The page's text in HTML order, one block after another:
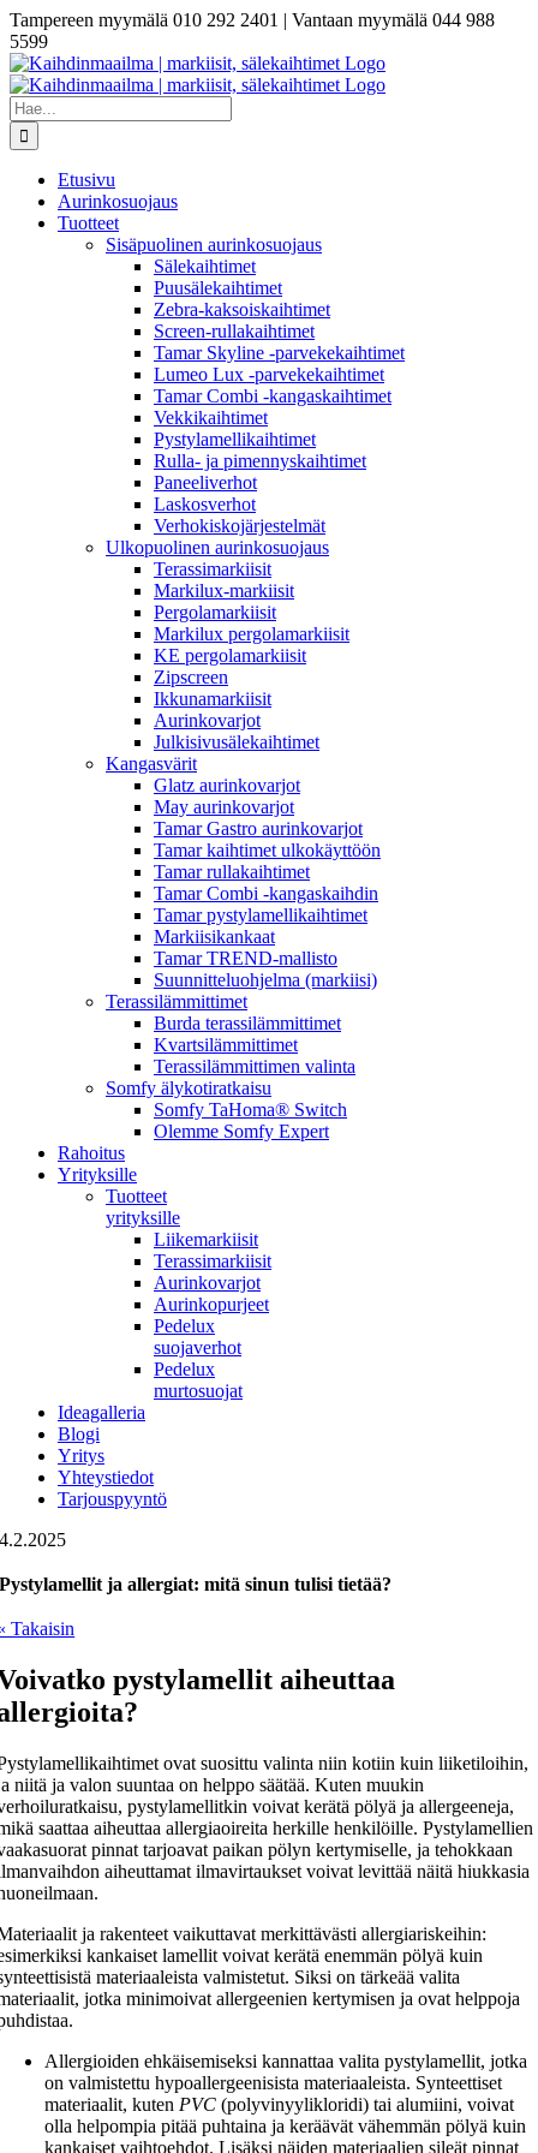
Skip
to
content
Tampereen myymälä 010 292 2401 | Vantaan myymälä 044 988
5599
Etsi
...
Etusivu
Aurinkosuojaus
Tuotteet
Sisäpuolinen aurinkosuojaus
Sälekaihtimet
Puusälekaihtimet
Zebra-kaksoiskaihtimet
Screen-rullakaihtimet
Tamar Skyline -parvekekaihtimet
Lumeo Lux -parvekekaihtimet
Tamar Combi -kangaskaihtimet
Vekkikaihtimet
Pystylamellikaihtimet
Rulla- ja pimennyskaihtimet
Paneeliverhot
Laskosverhot
Verhokiskojärjestelmät
Ulkopuolinen aurinkosuojaus
Terassimarkiisit
Markilux-markiisit
Pergolamarkiisit
Markilux pergolamarkiisit
KE pergolamarkiisit
Zipscreen
Ikkunamarkiisit
Aurinkovarjot
Julkisivusälekaihtimet
Kangasvärit
Glatz aurinkovarjot
May aurinkovarjot
Tamar Gastro aurinkovarjot
Tamar kaihtimet ulkokäyttöön
Tamar rullakaihtimet
Tamar Combi -kangaskaihdin
Tamar pystylamellikaihtimet
Markiisikankaat
Tamar TREND-mallisto
Suunnitteluohjelma (markiisi)
Terassilämmittimet
Burda terassilämmittimet
Kvartsilämmittimet
Terassilämmittimen valinta
Somfy älykotiratkaisu
Somfy TaHoma® Switch
Olemme Somfy Expert
Rahoitus
Yrityksille
Tuotteet
yrityksille
Liikemarkiisit
Terassimarkiisit
Aurinkovarjot
Aurinkopurjeet
Pedelux
suojaverhot
Pedelux
murtosuojat
Ideagalleria
Blogi
Yritys
Yhteystiedot
Tarjouspyyntö
4.2.2025
Pystylamellit ja allergiat: mitä sinun tulisi tietää?
Takaisin
pystylamellit aiheuttaa
ovat suosittu valinta niin kotiin kuin liiketiloihin,
niitä ja valon suuntaa on helppo säätää. Kuten muukin
pystylamellitkin voivat kerätä pölyä ja allergeeneja,
saattaa aiheuttaa allergiaoireita herkille henkilöille. Pystylamellien
pinnat tarjoavat paikan pölyn kertymiselle, ja tehokkaan
aiheuttamat ilmavirtaukset voivat levittää näitä hiukkasia
ja rakenteet vaikuttavat merkittävästi allergiariskeihin:
kankaiset lamellit voivat kerätä enemmän pölyä kuin
materiaaleista valmistetut. Siksi on tärkeää valita
jotka minimoivat allergeenien kertymisen ja ovat helppoja
Allergioiden ehkäisemiseksi kannattaa valita pystylamellit, jotka
on valmistettu hypoallergeenisista materiaaleista. Synteettiset
materiaalit, kuten PVC (polyvinyylikloridi) tai alumiini, voivat
olla helpompia pitää puhtaina ja keräävät vähemmän pölyä kuin
kankaiset vaihtoehdot. Lisäksi näiden materiaalien sileät pinnat